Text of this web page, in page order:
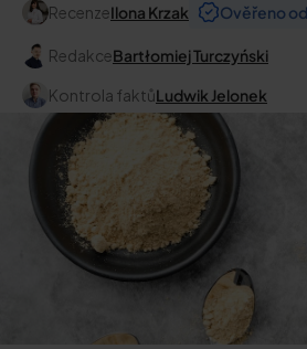
RecenzeIlona Krzak Ověřeno
RedakceBartłomiej Turczyński
Kontrola faktůLudwik Jelonek